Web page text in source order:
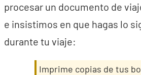
procesar un documento de
e insistimos en que hagas lo
durante tu viaje:
Imprime copias de tus